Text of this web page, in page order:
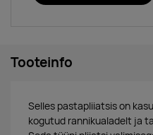
Tooteinfo
Selles pastapliiatsis on
kogutud rannikualadelt ja